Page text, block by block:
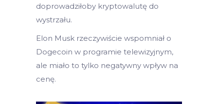
doprowadziłoby kryptowalutę do
wystrzału.
Elon Musk rzeczywiście wspomniał o
Dogecoin w programie telewizyjnym,
ale miało to tylko negatywny wpływ na
cenę.